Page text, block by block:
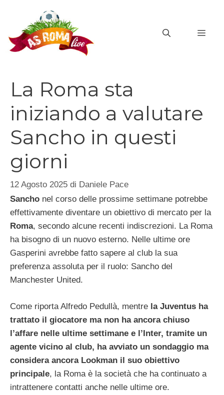
contenuto
La Roma sta
iniziando a valutare
Sancho in questi
giorni
12 Agosto 2025 di Daniele Pace
Sancho nel corso delle prossime settimane potrebbe
effettivamente diventare un obiettivo di mercato per la
Roma, secondo alcune recenti indiscrezioni. La Roma
ha bisogno di un nuovo esterno. Nelle ultime ore
Gasperini avrebbe fatto sapere al club la sua
preferenza assoluta per il ruolo: Sancho del
Manchester United.
Come riporta Alfredo Pedullà, mentre la Juventus ha
trattato il giocatore ma non ha ancora chiuso
l’affare nelle ultime settimane e l’Inter, tramite un
agente vicino al club, ha avviato un sondaggio ma
considera ancora Lookman il suo obiettivo
principale, la Roma è la società che ha continuato a
intrattenere contatti anche nelle ultime ore.